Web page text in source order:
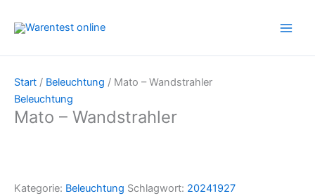
Inhalt
Start / Beleuchtung / Mato – Wandstrahler
Beleuchtung
Mato – Wandstrahler
Kategorie: Beleuchtung Schlagwort: 20241927